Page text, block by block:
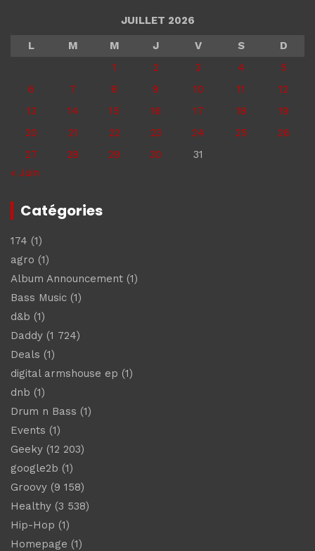
JUILLET 2026
L
M M J V S
D
1
2 3 4
5
6
7 8 9 10 11
12
13
14 15 16 17 18
19
20
21 22 23 24 25
26
27
28 29 30
31
« Juin
Catégories
174 (1)
agro (1)
Album Announcement (1)
Bass Music (1)
d&b (1)
Daddy (1 724)
Deals (1)
digital armshouse ep (1)
dnb (1)
Drum n Bass (1)
Events (1)
Geeky (12 203)
google2b (1)
Groovy (9 158)
Healthy (3 538)
Hip-Hop (1)
Homepage (1)